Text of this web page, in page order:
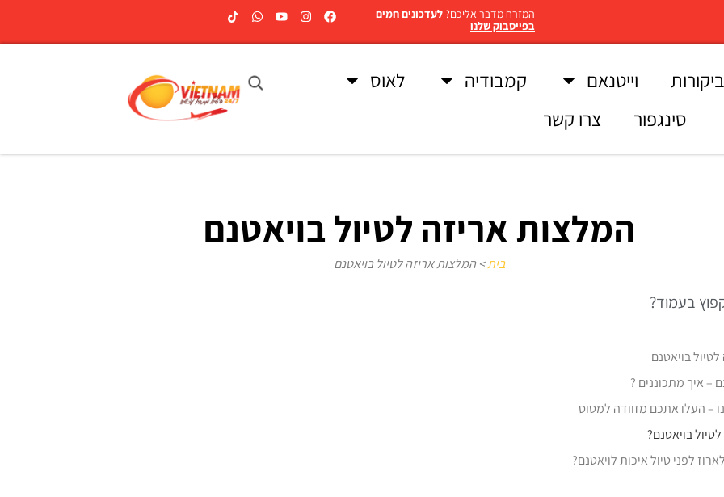
המזרח מדבר אליכם?לעדכונים חמים
בפייסבוק שלנו
ביקורות וייטנאם קמבודיה
לאוס
סינגפור
צרו קשר
המלצות אריזה לטיול בויאטנם
בית>המלצות אריזה לטיול בויאטנם
בעמוד?
בויאטנם
– איך מתכוננים ?
– העלו אתכם מזוודה למטוס
בויאטנם?
לפני טיול איכות לויאטנם?